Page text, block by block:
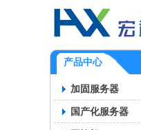
产品中心
加固服务器
国产化服务器